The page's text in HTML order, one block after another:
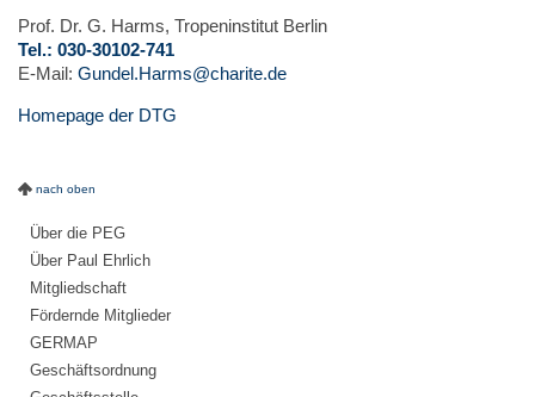
Prof. Dr. G. Harms, Tropeninstitut Berlin
Tel.: 030-30102-741
E-Mail: Gundel.Harms@charite.de
Homepage der DTG
nach oben
Über die PEG
Über Paul Ehrlich
Mitgliedschaft
Fördernde Mitglieder
GERMAP
Geschäftsordnung